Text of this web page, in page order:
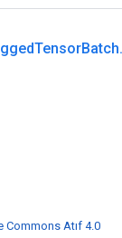
TensorBatch.
Commons Atıf 4.0